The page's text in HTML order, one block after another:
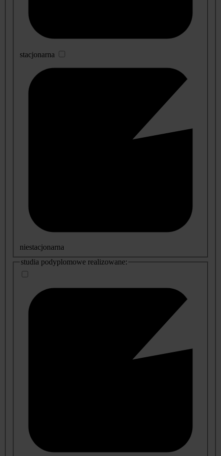
stacjonarna
niestacjonarna
studia podyplomowe realizowane: